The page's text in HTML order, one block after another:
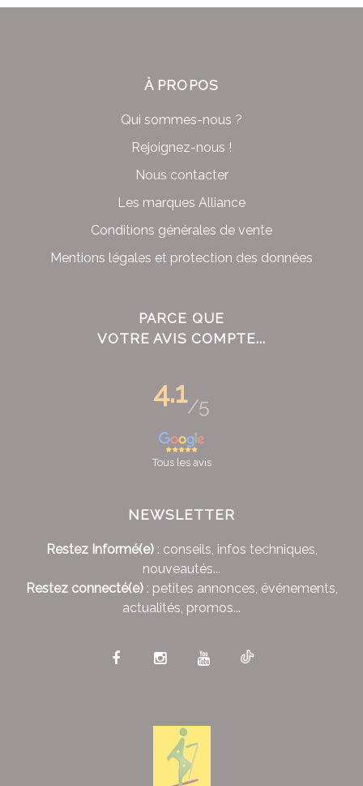
À PROPOS
Qui sommes-nous ?
Rejoignez-nous !
Nous contacter
Les marques Alliance
Conditions générales de vente
Mentions légales et protection des données
PARCE QUE
VOTRE AVIS COMPTE...
4.1/5
Tous les avis
NEWSLETTER
Restez Informé(e): conseils, infos techniques,
nouveautés...
Restez connecté(e): petites annonces, événements,
actualités, promos...